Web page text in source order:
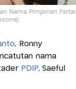
Nama Pimpinan Partai
, Ronny
nama
PDIP, Saeful